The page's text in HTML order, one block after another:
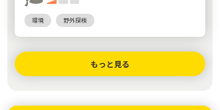
環境 野外探検
もっと見る